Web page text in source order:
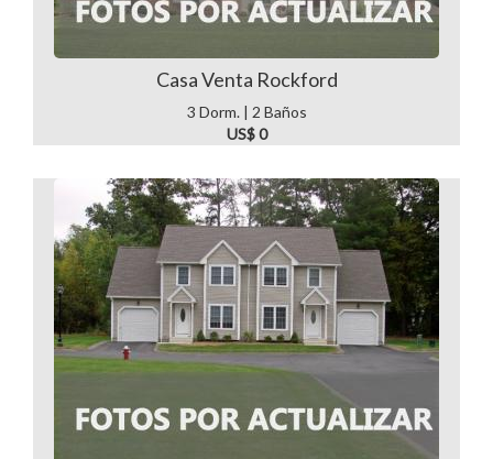
Casa Venta Rockford
3 Dorm. | 2 Baños
US$ 0